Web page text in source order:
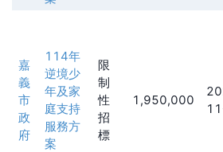
嘉
義
市
政
府
114年
逆境少
年及家
庭支持
服務方
案
限
制
性
招
標
1,950,000